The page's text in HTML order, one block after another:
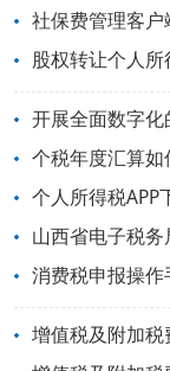
股权转让个人所
个税年度汇算如
个人所得税APP
消费税申报操作